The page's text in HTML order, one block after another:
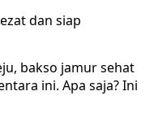
dan siap
bakso jamur sehat
ini. Apa saja? Ini